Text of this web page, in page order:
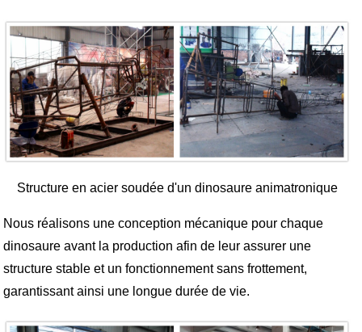
Structure en acier soudée d'un dinosaure animatronique
Nous réalisons une conception mécanique pour chaque
dinosaure avant la production afin de leur assurer une
structure stable et un fonctionnement sans frottement,
garantissant ainsi une longue durée de vie.